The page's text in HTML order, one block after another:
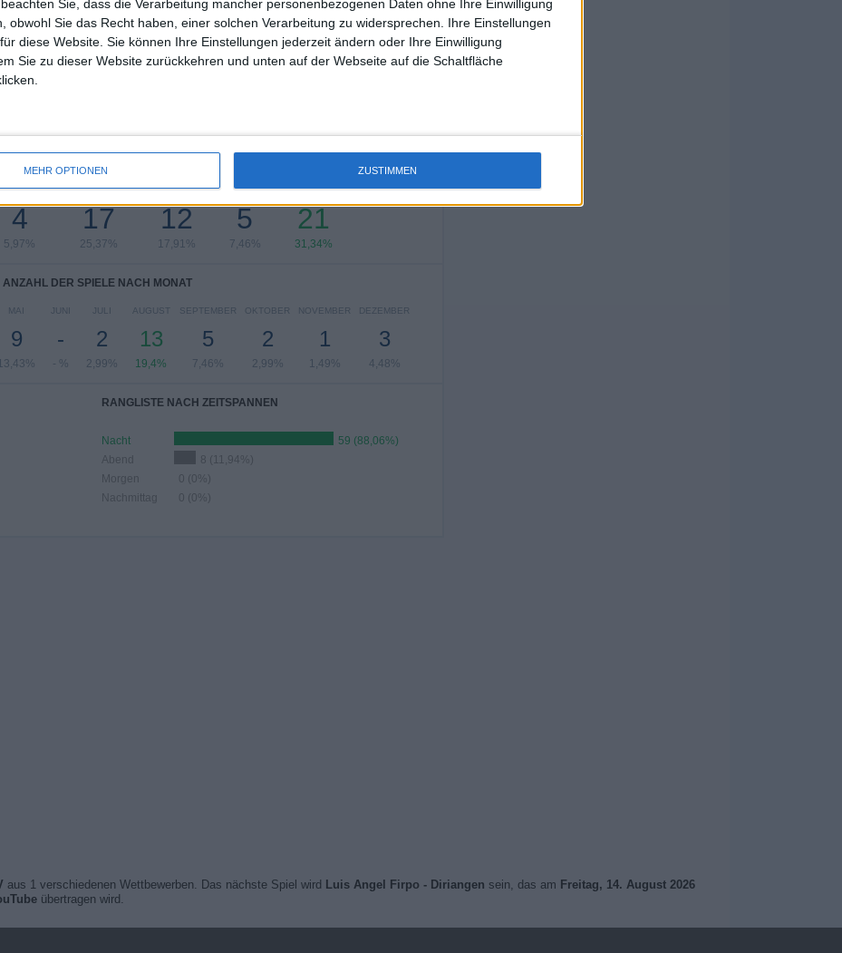
Sie, dass die Verarbeitung mancher personenbezogenen Daten ohne Ihre Einwilligung
obwohl Sie das Recht haben, einer solchen Verarbeitung zu widersprechen. Ihre Einstellungen
diese Website. Sie können Ihre Einstellungen jederzeit ändern oder Ihre Einwilligung
Sie zu dieser Website zurückkehren und unten auf der Webseite auf die Schaltfläche
MEHR OPTIONEN ZUSTIMMEN
Liga Primera
54 (80,6%)
CONCACAF Central American Cup
9 (13,43%)
CONCACAF League
4 (5,97%)
4
5,97%
DONNERSTAG
17
25,37%
FREITAG
12
17,91%
SAMSTAG
5
7,46%
SONNTAG
21
31,34%
ANZAHL DER SPIELE NACH MONAT
MAI
9
JUNI
-
- %
JULI
2
2,99%
AUGUST
13
19,4%
SEPTEMBER
5
7,46%
OKTOBER
2
2,99%
NOVEMBER
1
1,49%
DEZEMBER
3
4,48%
RANGLISTE NACH ZEITSPANNEN
Nacht
59 (88,06%)
Abend
8 (11,94%)
Morgen
0 (0%)
Nachmittag
0 (0%)
aus 1 verschiedenen Wettbewerben. Das nächste Spiel wird Luis Angel Firpo - Diriangen sein, das am Freitag, 14. August 2026
übertragen wird.